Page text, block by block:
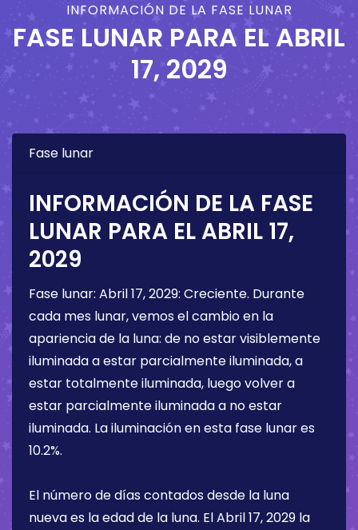
INFORMACIÓN DE LA FASE LUNAR
FASE LUNAR PARA EL ABRIL
17, 2029
Fase lunar
INFORMACIÓN DE LA FASE
LUNAR PARA EL ABRIL 17,
2029
Fase lunar: Abril 17, 2029: Creciente. Durante
cada mes lunar, vemos el cambio en la
apariencia de la luna: de no estar visiblemente
iluminada a estar parcialmente iluminada, a
estar totalmente iluminada, luego volver a
estar parcialmente iluminada a no estar
iluminada. La iluminación en esta fase lunar es
10.2%.
El número de días contados desde la luna
nueva es la edad de la luna. ElAbril 17, 2029 la